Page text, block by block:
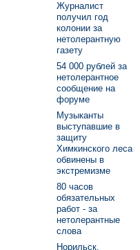
Журналист
получил год
колонии за
нетолерантную
газету
54 000 рублей за
нетолерантное
сообщение на
форуме
Музыканты
выступавшие в
защиту
Химкинского леса
обвинены в
экстремизме
80 часов
обязательных
работ - за
нетолерантные
слова
Норильск.